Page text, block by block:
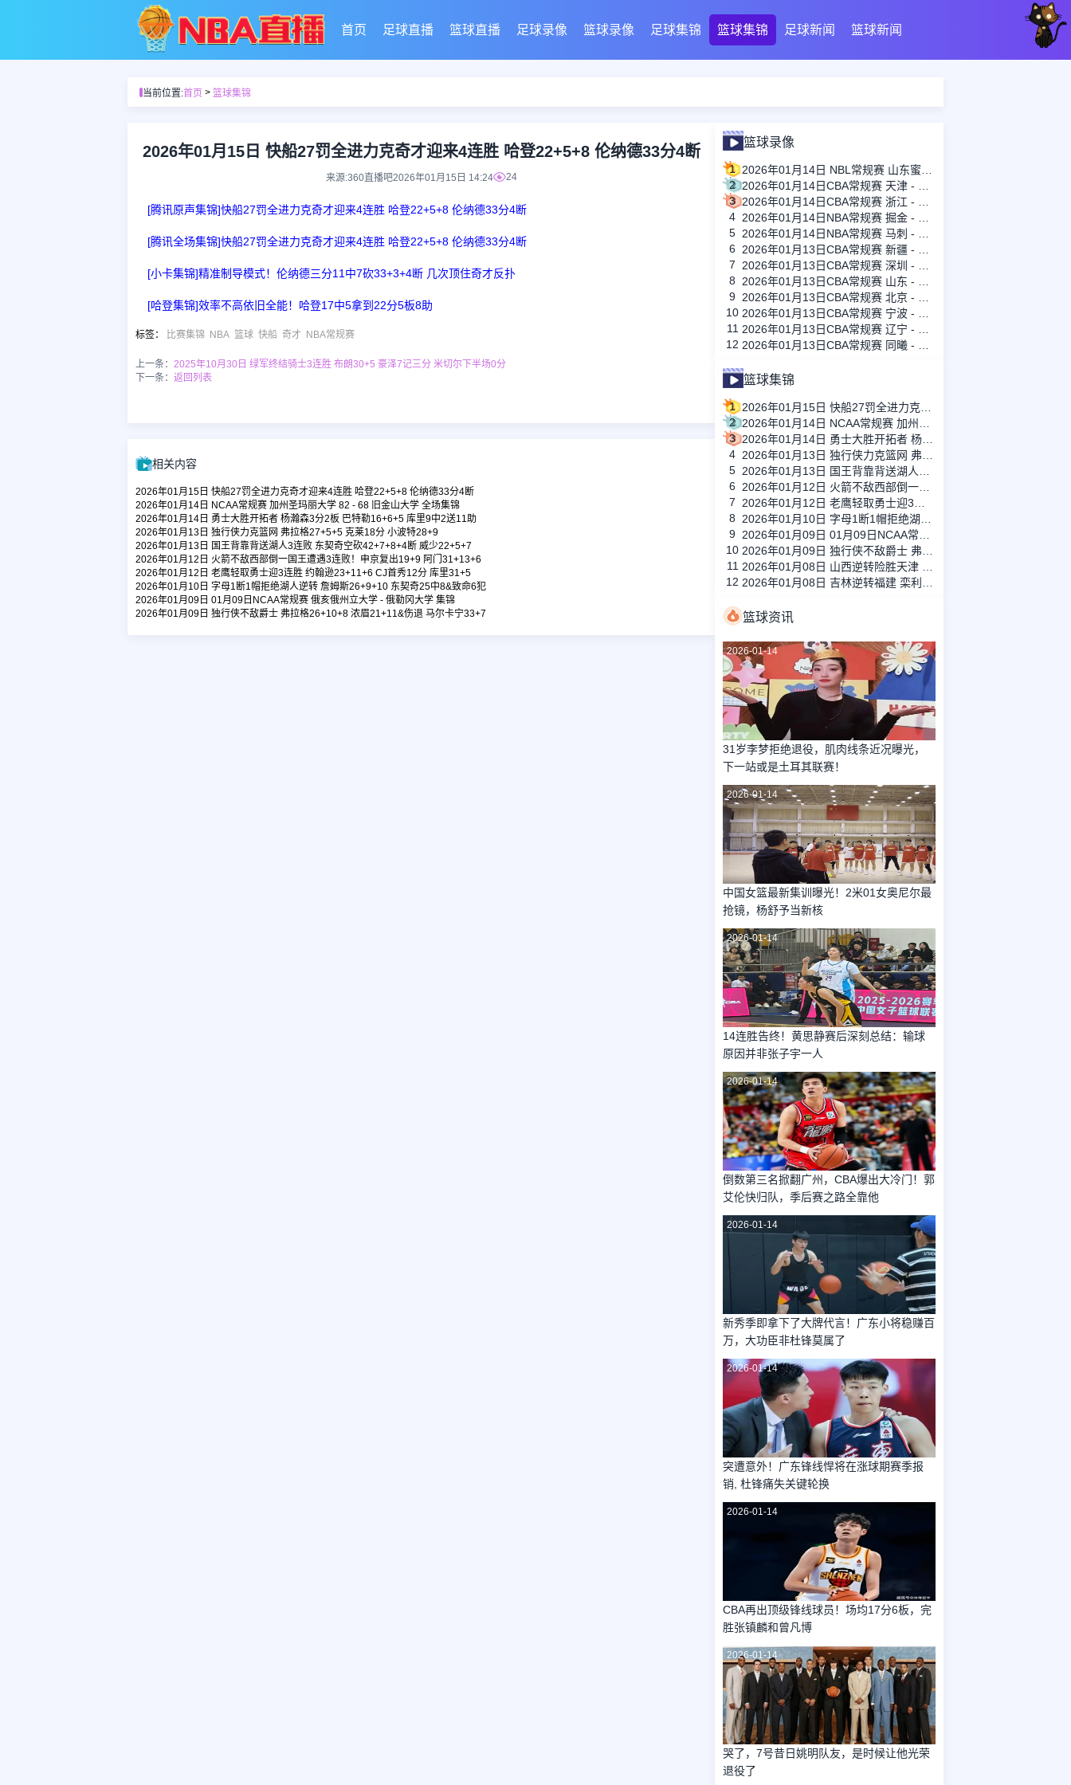
首页 足球直播 篮球直播 足球录像 篮球录像 足球集锦 篮球集锦 足球新闻 篮球新闻
当前位置:首页 > 篮球集锦
2026年01月15日 快船27罚全进力克奇才迎来4连胜 哈登22+5+8 伦纳德33分4断
来源:360直播吧2026年01月15日 14:24 24
[腾讯原声集锦]快船27罚全进力克奇才迎来4连胜 哈登22+5+8 伦纳德33分4断
[腾讯全场集锦]快船27罚全进力克奇才迎来4连胜 哈登22+5+8 伦纳德33分4断
[小卡集锦]精准制导模式！伦纳德三分11中7砍33+3+4断 几次顶住奇才反扑
[哈登集锦]效率不高依旧全能！哈登17中5拿到22分5板8助
标签： 比赛集锦 NBA 篮球 快船 奇才 NBA常规赛
上一条： 2025年10月30日 绿军终结骑士3连胜 布朗30+5 豪泽7记三分 米切尔下半场0分
下一条： 返回列表
相关内容
2026年01月15日 快船27罚全进力克奇才迎来4连胜 哈登22+5+8 伦纳德33分4断
2026年01月14日 NCAA常规赛 加州圣玛丽大学 82 - 68 旧金山大学 全场集锦
2026年01月14日 勇士大胜开拓者 杨瀚森3分2板 巴特勒16+6+5 库里9中2送11助
2026年01月13日 独行侠力克篮网 弗拉格27+5+5 克莱18分 小波特28+9
2026年01月13日 国王背靠背送湖人3连败 东契奇空砍42+7+8+4断 威少22+5+7
2026年01月12日 火箭不敌西部倒一国王遭遇3连败！申京复出19+9 阿门31+13+6
2026年01月12日 老鹰轻取勇士迎3连胜 约翰逊23+11+6 CJ首秀12分 库里31+5
2026年01月10日 字母1断1帽拒绝湖人逆转 詹姆斯26+9+10 东契奇25中8&致命6犯
2026年01月09日 01月09日NCAA常规赛 俄亥俄州立大学 - 俄勒冈大学 集锦
2026年01月09日 独行侠不敌爵士 弗拉格26+10+8 浓眉21+11&伤退 马尔卡宁33+7
篮球录像
1
2
3
4
5
6
7
8
9
10
11
12
篮球集锦
1
2
3
4
5
6
7
8
9
10
11
12
篮球资讯
2026-01-14
31岁李梦拒绝退役，肌肉线条近况曝光，
下一站或是土耳其联赛！
2026-01-14
中国女篮最新集训曝光！2米01女奥尼尔最
抢镜，杨舒予当新核
2026-01-14
14连胜告终！黄思静赛后深刻总结：输球
原因并非张子宇一人
2026-01-14
倒数第三名掀翻广州，CBA爆出大冷门！郭
艾伦快归队，季后赛之路全靠他
2026-01-14
新秀季即拿下了大牌代言！广东小将稳赚百
万，大功臣非杜锋莫属了
2026-01-14
突遭意外！广东锋线悍将在涨球期赛季报
销, 杜锋痛失关键轮换
2026-01-14
CBA再出顶级锋线球员！场均17分6板，完
胜张镇麟和曾凡博
2026-01-14
哭了，7号昔日姚明队友，是时候让他光荣
退役了